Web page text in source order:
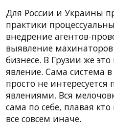
Для России и Украины
практики
внедрение агентов-
выявление
бизнесе. В Грузии же
явление. Сама система
просто не
явлениями. Вся
сама по себе, плавая
все совсем иначе.